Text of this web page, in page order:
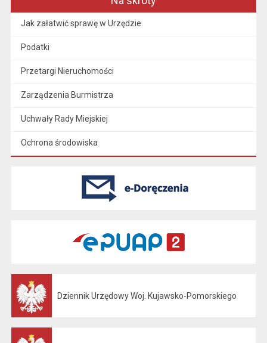
Jak załatwić sprawę w Urzędzie
Podatki
Przetargi Nieruchomości
Zarządzenia Burmistrza
Uchwały Rady Miejskiej
Ochrona środowiska
Dziennik Urzędowy Woj. Kujawsko-Pomorskiego